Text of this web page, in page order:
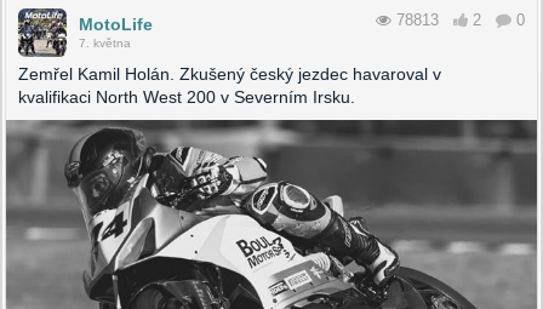
MotoLife
7. května
78813 2 0
Zemřel Kamil Holán. Zkušený český jezdec havaroval v
kvalifikaci North West 200 v Severním Irsku.